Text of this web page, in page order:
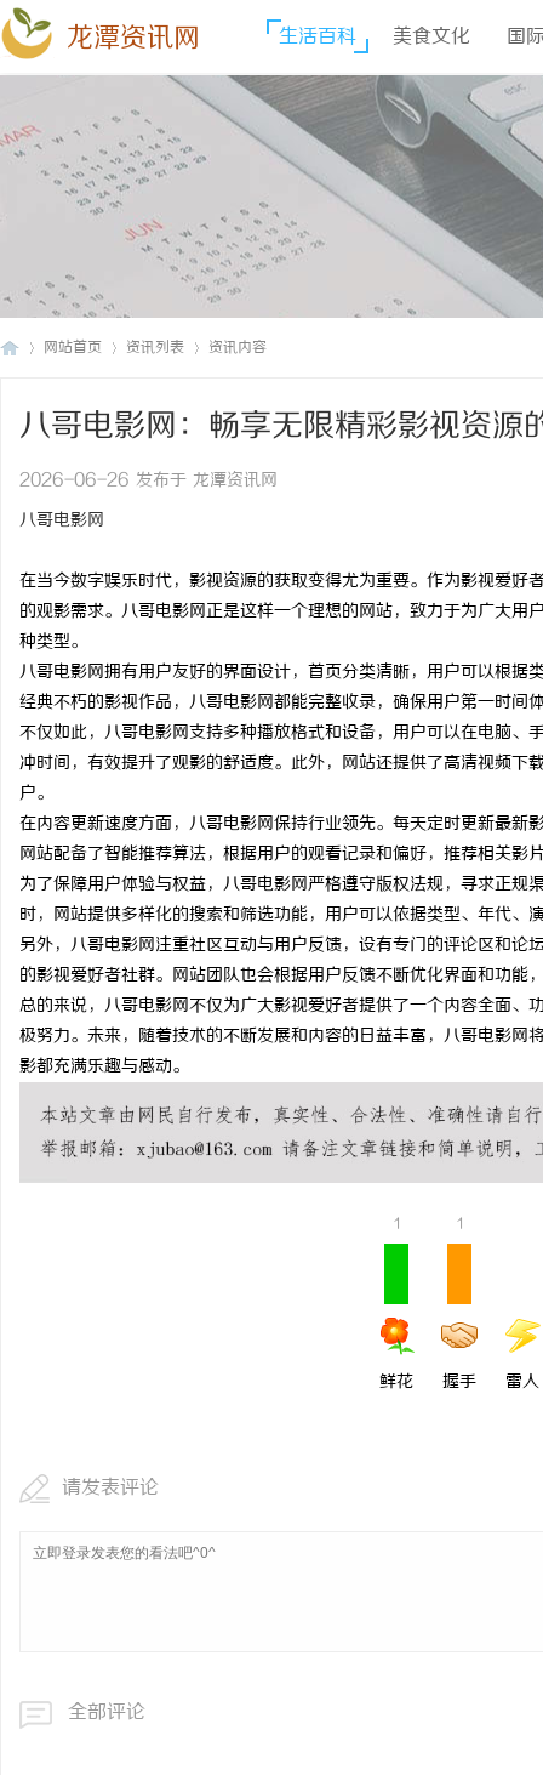
龙潭资讯网 生活百科 美食文化 国
网站首页 资讯列表 资讯内容
八哥电影网：畅享无限精彩影视资源
2026-06-26 发布于 龙潭资讯网
八哥电影网
在当今数字娱乐时代，影视资源的获取变得尤为重要。作为影视爱
的观影需求。八哥电影网正是这样一个理想的网站，致力于为广大
种类型。
八哥电影网拥有用户友好的界面设计，首页分类清晰，用户可以根
经典不朽的影视作品，八哥电影网都能完整收录，确保用户第一时间
不仅如此，八哥电影网支持多种播放格式和设备，用户可以在电脑
冲时间，有效提升了观影的舒适度。此外，网站还提供了高清视频
户。
在内容更新速度方面，八哥电影网保持行业领先。每天定时更新最
网站配备了智能推荐算法，根据用户的观看记录和偏好，推荐相关影
为了保障用户体验与权益，八哥电影网严格遵守版权法规，寻求正
时，网站提供多样化的搜索和筛选功能，用户可以依据类型、年代
另外，八哥电影网注重社区互动与用户反馈，设有专门的评论区和
的影视爱好者社群。网站团队也会根据用户反馈不断优化界面和功能
总的来说，八哥电影网不仅为广大影视爱好者提供了一个内容全面
极努力。未来，随着技术的不断发展和内容的日益丰富，八哥电影
影都充满乐趣与感动。
1
鲜花
1
握手 雷人
请发表评论
全部评论
开店最怕“搜不到”为什
ai却天天给他免费派单？